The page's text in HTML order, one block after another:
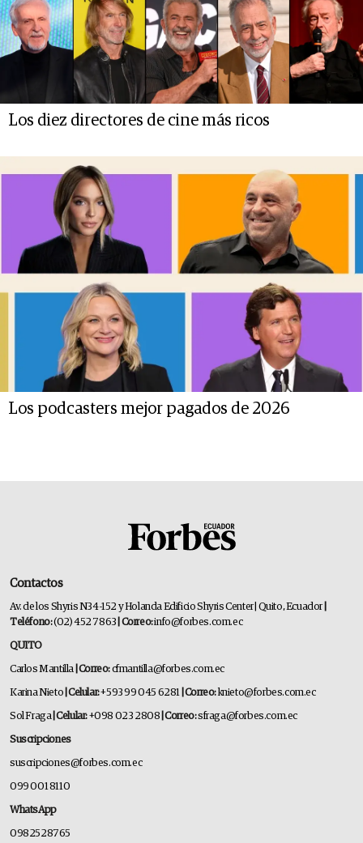
Los diez directores de cine más ricos
Los podcasters mejor pagados de 2026
Contactos
Av. de los Shyris N34-152 y Holanda Edificio Shyris Center | Quito, Ecuador
Teléfono:(02) 452 7863 | Correo:info@forbes.com.ec
QUITO
Carlos Mantilla | Correo:cfmantilla@forbes.com.ec
Karina Nieto | Celular:+593 99 045 6281 | Correo:knieto@forbes.com.ec
Sol Fraga| Celular:+098 023 2808 | Correo:sfraga@forbes.com.ec
Suscripciones
suscripciones@forbes.com.ec
099 001 8110
WhatsApp
0982528765